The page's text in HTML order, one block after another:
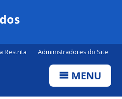
Restrita Administradores do Site
MENU